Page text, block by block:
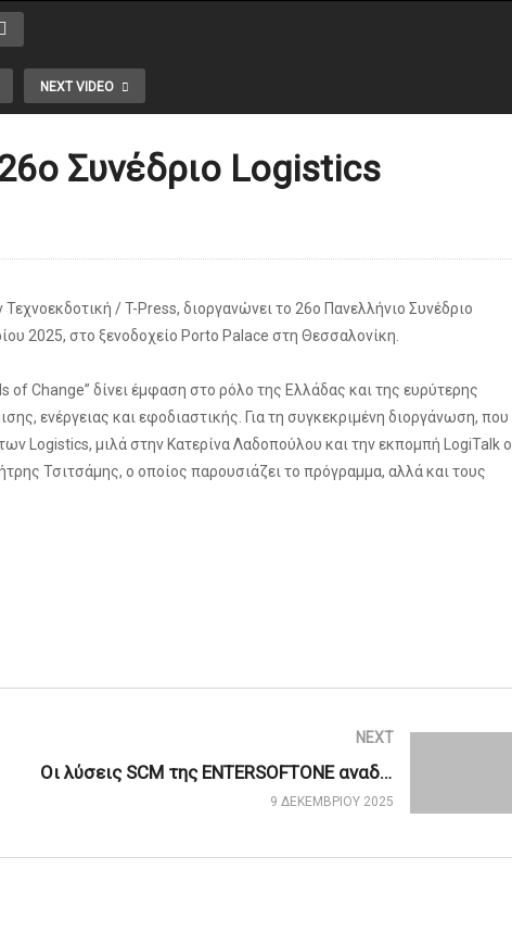
NEXT VIDEO
Συνέδριο Logistics
/ T-Press, διοργανώνει το 26ο Πανελλήνιο Συνέδριο
2025, στο ξενοδοχείο Porto Palace στη Θεσσαλονίκη.
Change” δίνει έμφαση στο ρόλο της Ελλάδας και της ευρύτερης
ενέργειας και εφοδιαστικής. Για τη συγκεκριμένη διοργάνωση, που
Logistics, μιλά στην Κατερίνα Λαδοπούλου και την εκπομπή LogiTalk ο
Τσιτσάμης, ο οποίος παρουσιάζει το πρόγραμμα, αλλά και τους
NEXT
Οι λύσεις SCM της ENTERSOFTONE αναδιαμορφώνουν το τοπίο των logistics
9 ΔΕΚΕΜΒΡΊΟΥ 2025